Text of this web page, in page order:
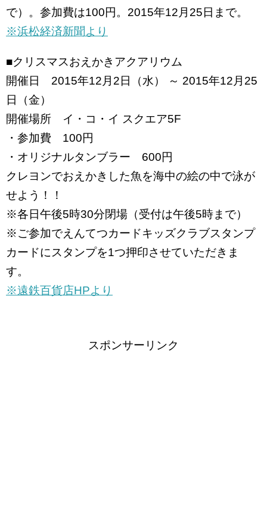
で）。参加費は100円。2015年12月25日まで。
※浜松経済新聞より
■クリスマスおえかきアクアリウム
開催日 2015年12月2日（水） ～ 2015年12月25
日（金）
開催場所 イ・コ・イ スクエア5F
・参加費 100円
・オリジナルタンブラー 600円
クレヨンでおえかきした魚を海中の絵の中で泳が
せよう！！
※各日午後5時30分閉場（受付は午後5時まで）
※ご参加でえんてつカードキッズクラブスタンプ
カードにスタンプを1つ押印させていただきま
す。
※遠鉄百貨店HPより
スポンサーリンク